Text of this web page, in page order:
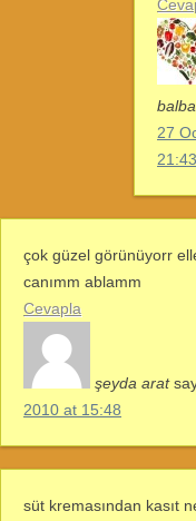
27
21:43
çok güzel görünüyorr
canımm ablamm
Cevapla
şeyda arat
2010 at 15:48
süt kremasından kasıt